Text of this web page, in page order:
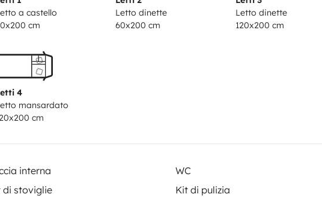
a castello
cm
Letto dinette
60x200 cm
Letto dinette
120x200 cm
4
mansardato
cm
interna
WC
di stoviglie
Kit di pulizia